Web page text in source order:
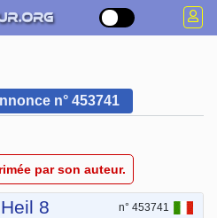
n° 453741
par son auteur.
8
n° 453741